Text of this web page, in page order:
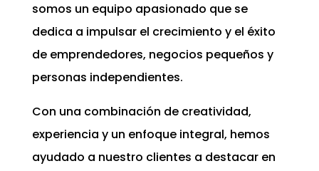
somos un equipo apasionado que se
dedica a impulsar el crecimiento y el éxito
de emprendedores, negocios pequeños y
personas independientes.
Con una combinación de creatividad,
experiencia y un enfoque integral, hemos
ayudado a nuestro clientes a destacar en